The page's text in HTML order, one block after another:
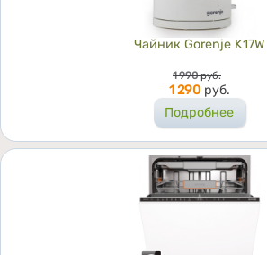
Чайник Gorenje K17W
Цена
1 990 руб.
1 290 руб.
Подробнее